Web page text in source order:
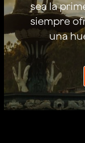
sea la
siempre
una